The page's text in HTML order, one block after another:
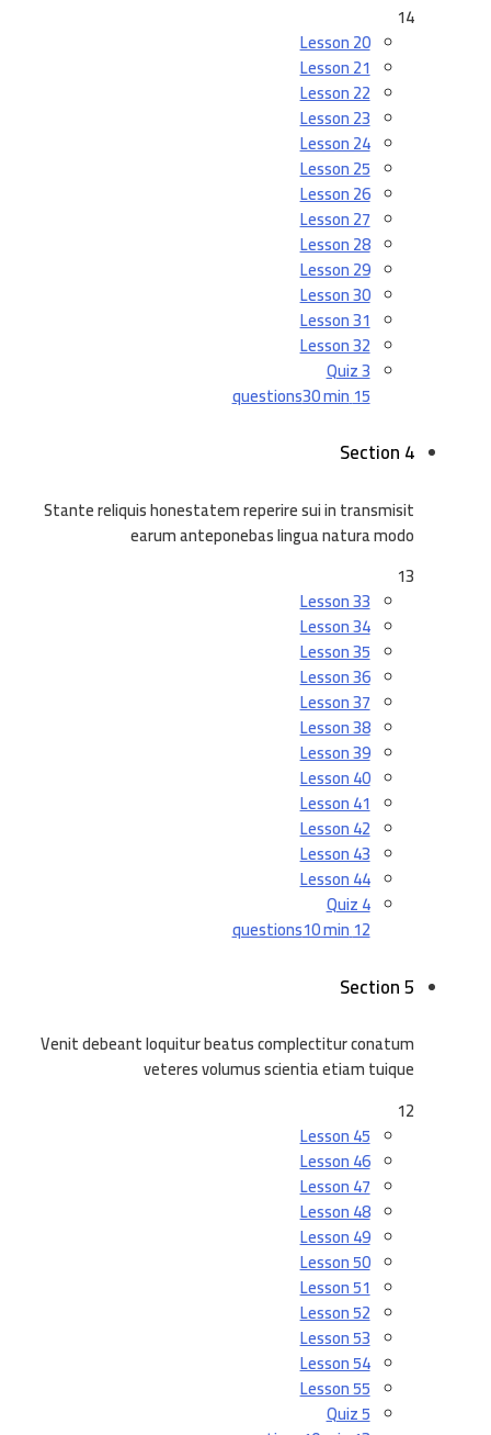
14
Lesson 20
Lesson 21
Lesson 22
Lesson 23
Lesson 24
Lesson 25
Lesson 26
Lesson 27
Lesson 28
Lesson 29
Lesson 30
Lesson 31
Lesson 32
Quiz 3
15 questions
30 min
Section 4
Stante reliquis honestatem reperire sui in transmisit
earum anteponebas lingua natura modo
13
Lesson 33
Lesson 34
Lesson 35
Lesson 36
Lesson 37
Lesson 38
Lesson 39
Lesson 40
Lesson 41
Lesson 42
Lesson 43
Lesson 44
Quiz 4
12 questions
10 min
Section 5
Venit debeant loquitur beatus complectitur conatum
veteres volumus scientia etiam tuique
12
Lesson 45
Lesson 46
Lesson 47
Lesson 48
Lesson 49
Lesson 50
Lesson 51
Lesson 52
Lesson 53
Lesson 54
Lesson 55
Quiz 5